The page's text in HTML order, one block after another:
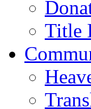
Title